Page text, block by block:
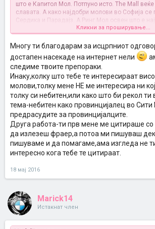
што е Капитол Мол. Потпуно исто. The Mall
славата. А како најдобри молови во Софија се
Сердика и Парадајз. А Ринг Мол освен што е
Балканот, за друго ношто не вреди. Ниеден
плус јас кога бев 15 дрна по отворањето,
него.
Кликни за проширување...
Многу ти благодарам за исцрпниот
достапен насекаде на интернет нели
следиме твоите препораки.
Инаку,колку што тебе те интересираат
молови,толку мене НЕ ме интересира ни
толку си небитен,или како што би рекол ти
тема-небитен како провинцијалец во Сити
предрасудите за провинцијалците.
Друга работа-ти прв мене ме цитираше со
да излезеш фраер,а потоа ми пишуваш
пишуваме и да помагаме,ама изгледа не
интересно кога тебе те цитираат.
18 мај 2016
Marick14
Истакнат член